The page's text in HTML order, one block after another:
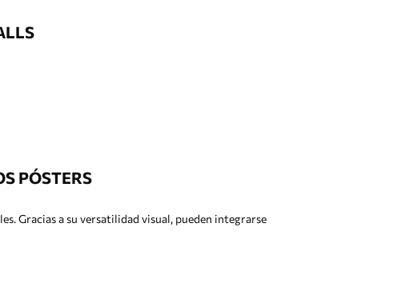
PÓSTERS
Gracias a su versatilidad visual, pueden integrarse